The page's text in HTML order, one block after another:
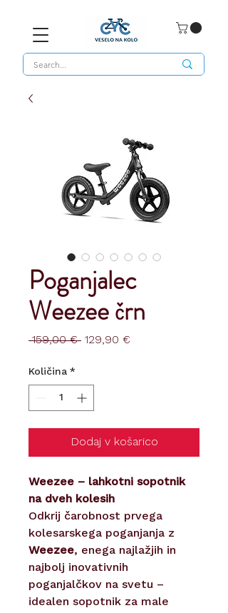
Poganjalec
Weezee črn
159,00 € Redna
129,90 €
Količina *
Dodaj v košarico
Weezee – lahkotni sopotnik
na dveh kolesih
Odkrij čarobnost prvega
kolesarskega poganjanja z
Weezee, enega najlažjih in
najbolj inovativnih
poganjalčkov na svetu –
idealen sopotnik za male